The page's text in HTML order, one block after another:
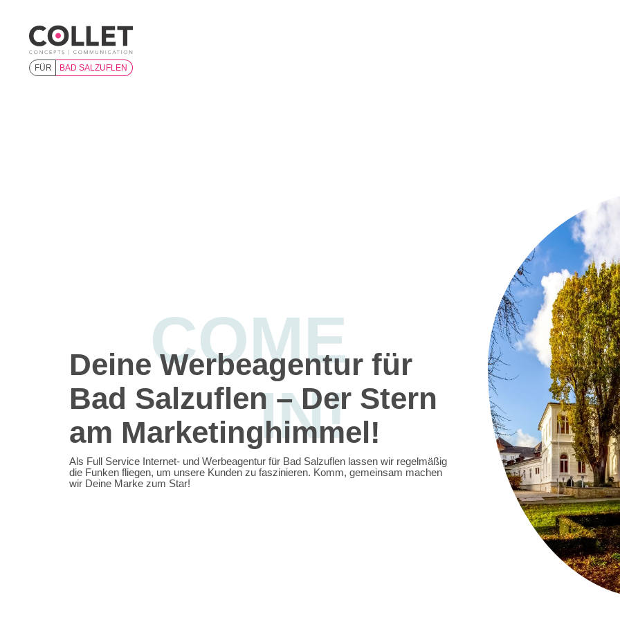
FÜR BAD SALZUFLEN
COME
IN!
Deine Werbeagentur für
Bad Salzuflen – Der Stern
am Marketinghimmel!
Als Full Service Internet- und Werbeagentur für Bad Salzuflen lassen wir regelmäßig
die Funken fliegen, um unsere Kunden zu faszinieren. Komm, gemeinsam machen
wir Deine Marke zum Star!